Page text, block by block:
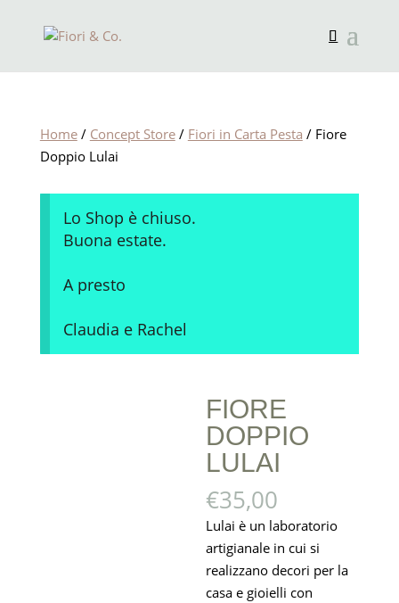
Home/ Concept Store/ Fiori in Carta Pesta / Fiore
Doppio Lulai
Lo Shop è chiuso.
Buona estate.
A presto
Claudia e Rachel
FIORE
DOPPIO
LULAI
€35,00
Lulai è un laboratorio
artigianale in cui si
realizzano decori per la
casa e gioielli con